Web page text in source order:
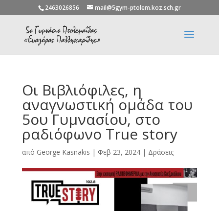
2463026856 mail@5gym-ptolem.koz.sch.gr
Οι Βιβλιόφιλες, η
αναγνωστική ομάδα του
5ου Γυμνασίου, στο
ραδιόφωνο True story
από George Kasnakis | Φεβ 23, 2024| Δράσεις